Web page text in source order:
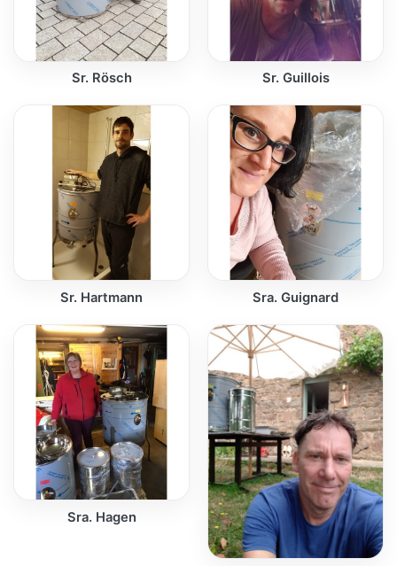
Sr. Rösch Sr. Guillois
Sr. Hartmann Sra. Guignard
Sra. Hagen